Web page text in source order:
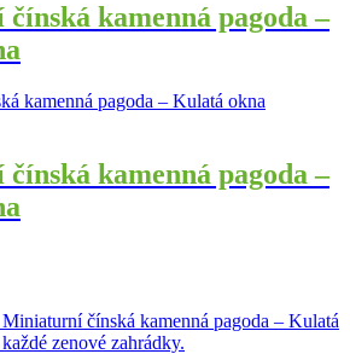
kamenná pagoda –
kamenná pagoda –
čínská kamenná pagoda – Kulatá
zenové zahrádky.